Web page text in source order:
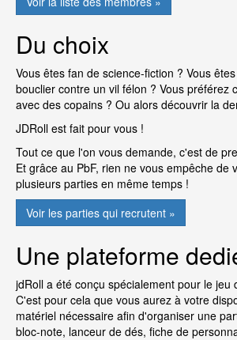
Du choix
Vous êtes fan de science-fiction ? Vous
bouclier contre un vil félon ? Vous préférez
avec des copains ? Ou alors découvrir la
JDRoll est fait pour vous !
Tout ce que l'on vous demande, c'est de
Et grâce au PbF, rien ne vous empêche de
plusieurs parties en même temps !
Voir les parties qui recrutent »
Une plateforme
jdRoll a été conçu spécialement pour le jeu
C'est pour cela que vous aurez à votre
matériel nécessaire afin d'organiser une
bloc-note, lanceur de dés, fiche de